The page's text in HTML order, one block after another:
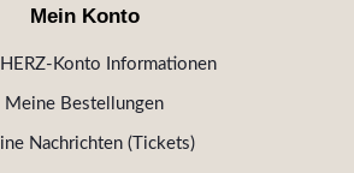
Mein Konto
Konto Informationen
Meine Bestellungen
Nachrichten (Tickets)